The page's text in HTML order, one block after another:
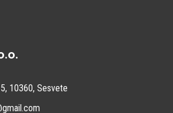
10360, Sesvete